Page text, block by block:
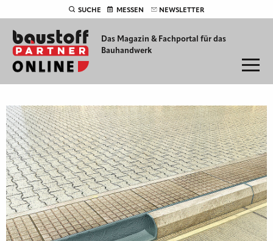
SUCHE MESSEN NEWSLETTER
Das Magazin & Fachportal für das
Bauhandwerk